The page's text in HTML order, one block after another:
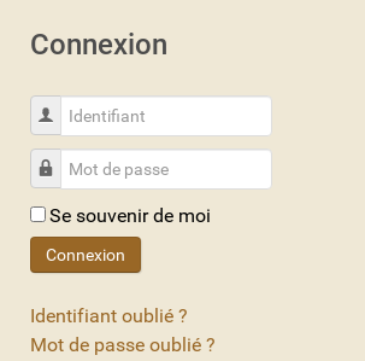
Connexion
Identifiant
Mot de passe
Se souvenir de moi
Connexion
Identifiant oublié ?
Mot de passe oublié ?